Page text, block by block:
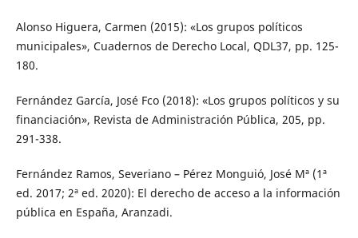
Alonso Higuera, Carmen (2015): «Los grupos políticos
municipales», Cuadernos de Derecho Local, QDL37, pp. 125-
180.
Fernández García, José Fco (2018): «Los grupos políticos y su
financiación», Revista de Administración Pública, 205, pp.
291-338.
Fernández Ramos, Severiano – Pérez Monguió, José Mª (1ª
ed. 2017; 2ª ed. 2020): El derecho de acceso a la información
pública en España, Aranzadi.